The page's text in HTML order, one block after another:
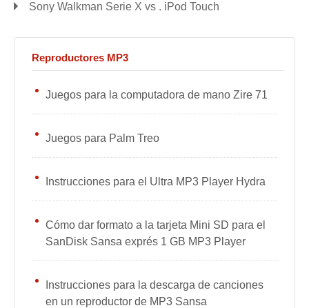
Sony Walkman Serie X vs . iPod Touch
Reproductores MP3
Juegos para la computadora de mano Zire 71
Juegos para Palm Treo
Instrucciones para el Ultra MP3 Player Hydra
Cómo dar formato a la tarjeta Mini SD para el
SanDisk Sansa exprés 1 GB MP3 Player
Instrucciones para la descarga de canciones
en un reproductor de MP3 Sansa